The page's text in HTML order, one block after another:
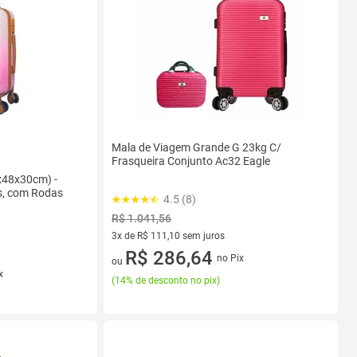
-
com Rodas
Mala de Viagem Grande G 23kg C/
Frasqueira Conjunto Ac32 Eagle
4.5 (8)
R$ 1.041,56
3x de R$ 111,10 sem juros
3 vez de R$ 111,10 sem juros
ou R$ 286,64 no Pix
(14% de desconto no pix)